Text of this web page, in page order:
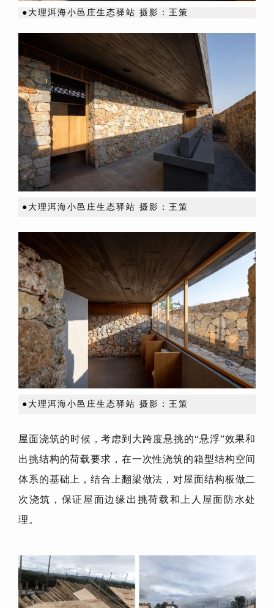
●大理洱海小邑庄生态驿站 摄影：王策
●大理洱海小邑庄生态驿站 摄影：王策
●大理洱海小邑庄生态驿站 摄影：王策
屋面浇筑的时候，考虑到大跨度悬挑的“悬浮”效果和
出挑结构的荷载要求，在一次性浇筑的箱型结构空间
体系的基础上，结合上翻梁做法，对屋面结构板做二
次浇筑，保证屋面边缘出挑荷载和上人屋面防水处
理。